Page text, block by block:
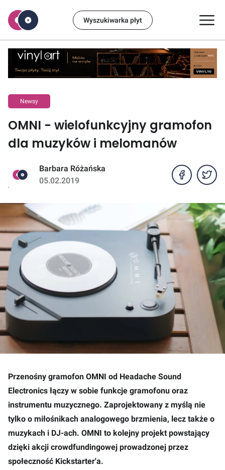
Wyszukiwarka płyt
Newsy
OMNI - wielofunkcyjny gramofon
dla muzyków i melomanów
Barbara Różańska
05.02.2019
Przenośny gramofon OMNI od Headache Sound
Electronics łączy w sobie funkcje gramofonu oraz
instrumentu muzycznego. Zaprojektowany z myślą nie
tylko o miłośnikach analogowego brzmienia, lecz także o
muzykach i DJ-ach. OMNI to kolejny projekt powstający
dzięki akcji crowdfundingowej prowadzonej przez
społeczność Kickstarter'a.